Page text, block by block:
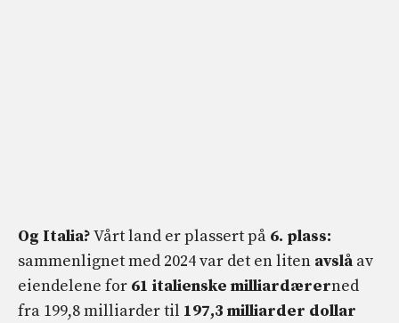
Og Italia?Vårt land er plassert på 6. plass:
sammenlignet med 2024 var det en liten avslå av
eiendelene for 61 italienske milliardærerned
fra 199,8 milliarder til 197,3 milliarder dollar